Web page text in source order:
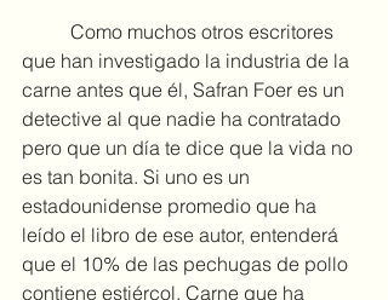
que han investigado la industria de la
carne antes que él, Safran Foer es un
detective al que nadie ha contratado
pero que un día te dice que la vida no
es tan bonita. Si uno es un
estadounidense promedio que ha
leído el libro de ese autor, entenderá
que el 10% de las pechugas de pollo
contiene estiércol. Carne que ha